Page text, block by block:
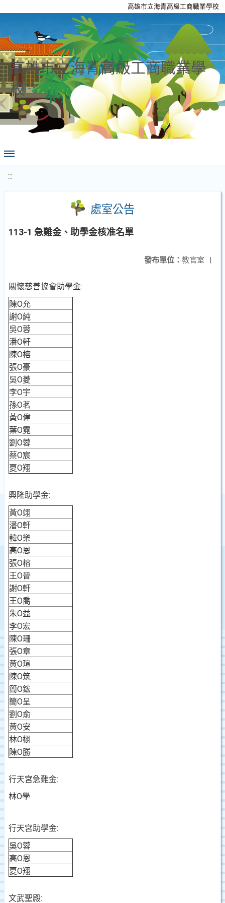
高雄市立海青高級工商職業學校
高雄市立海青高級工商職業學
校
:::
處室公告
113-1 急難金、助學金核准名單
發布單位： 教官室 |
關懷慈善協會助學金:
陳O允
謝O純
吳O蓉
潘O軒
陳O榕
張O豪
吳O菱
李O宇
孫O茗
黃O偉
葉O霓
劉O蓉
蔡O宸
夏O翔
興隆助學金:
黃O翊
潘O軒
韓O樂
高O恩
張O榕
王O晉
謝O軒
王O喬
朱O益
李O宏
陳O珊
張O章
黃O瑄
陳O筑
簡O鋐
簡O呈
劉O俞
黃O安
林O栩
陳O勝
行天宮急難金:
林O學
行天宮助學金:
吳O蓉
高O恩
夏O翔
文武聖殿: